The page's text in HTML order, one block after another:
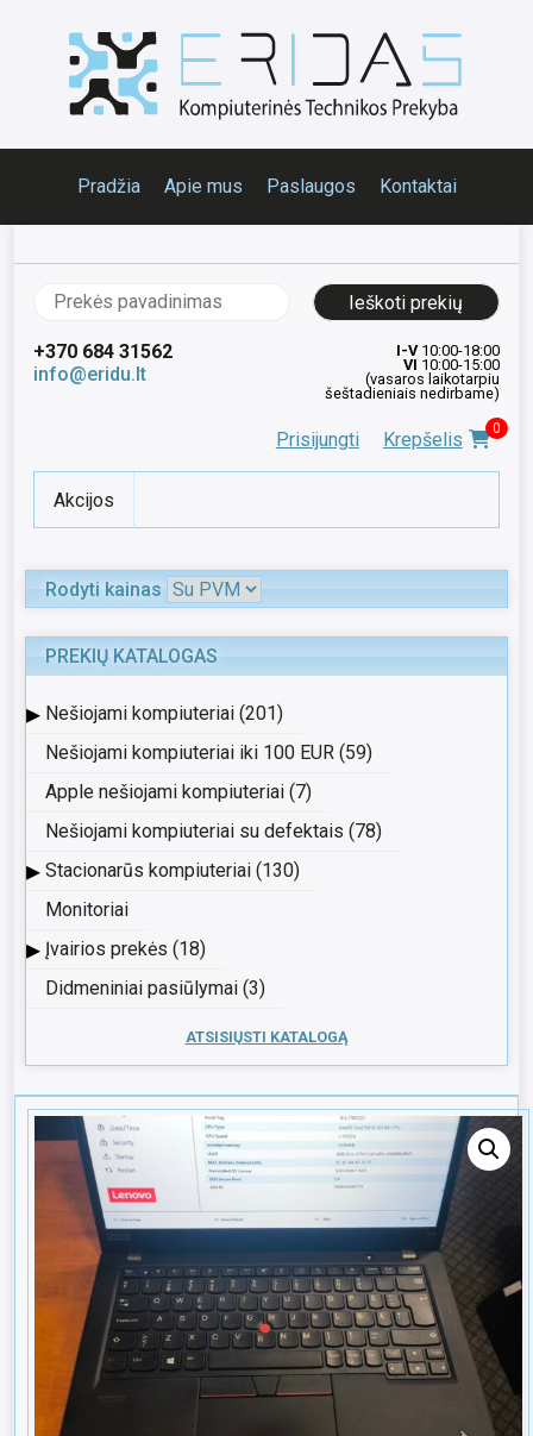
Pradžia Apie mus Paslaugos Kontaktai
Ieškoti:
+370 684 31562
info@eridu.lt
I-V10:00-18:00
VI 10:00-15:00
(vasaros laikotarpiu
šeštadieniais nedirbame)
Prisijungti Krepšelis 0
Akcijos
Rodyti kainas
PREKIŲ KATALOGAS
▸ Nešiojami kompiuteriai (201)
Nešiojami kompiuteriai iki 100 EUR (59)
Apple nešiojami kompiuteriai (7)
Nešiojami kompiuteriai su defektais (78)
▸ Stacionarūs kompiuteriai (130)
Monitoriai
▸ Įvairios prekės (18)
Didmeniniai pasiūlymai (3)
ATSISIŲSTI KATALOGĄ